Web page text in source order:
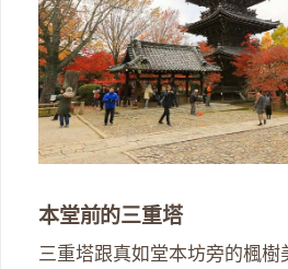
本堂前的三重塔
三重塔跟真如堂本坊旁的楓樹